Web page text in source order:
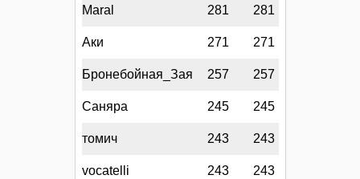
Maral 281 281
Аки 271 271
Бронебойная_Зая 257 257
Саняра 245 245
томич 243 243
vocatelli 243 243